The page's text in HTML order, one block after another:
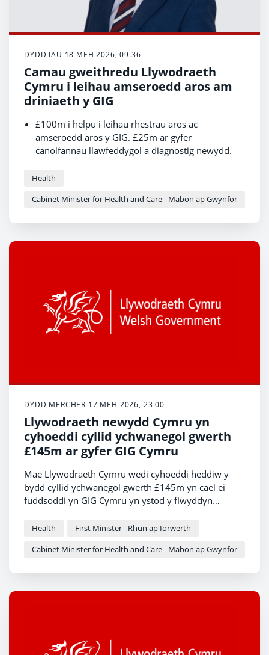
DYDD IAU 18 MEH 2026, 09:36
Camau gweithredu Llywodraeth
Cymru i leihau amseroedd aros am
driniaeth y GIG
£100m i helpu i leihau rhestrau aros ac
amseroedd aros y GIG. £25m ar gyfer
canolfannau llawfeddygol a diagnostig newydd.
draws ystad y GIG.
aros a'r amseroedd aros wedi cynyddu ym mis
cynlluniau i gyflawni gostyngiadau parhaol.
ffordd i'w triniaeth.
Health
Cabinet Minister for Health and Care - Mabon ap Gwynfor
DYDD MERCHER 17 MEH 2026, 23:00
Llywodraeth newydd Cymru yn
cyhoeddi cyllid ychwanegol gwerth
£145m ar gyfer GIG Cymru
Mae Llywodraeth Cymru wedi cyhoeddi heddiw y
bydd cyllid ychwanegol gwerth £145m yn cael ei
fuddsoddi yn GIG Cymru yn ystod y flwyddyn
Health
First Minister - Rhun ap Iorwerth
Cabinet Minister for Health and Care - Mabon ap Gwynfor